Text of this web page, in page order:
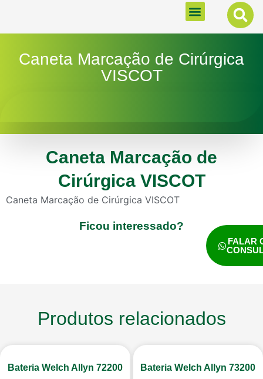
MENU
Caneta Marcação de Cirúrgica
VISCOT
Caneta Marcação de
Cirúrgica VISCOT
Caneta Marcação de Cirúrgica VISCOT
Ficou interessado?
FALAR
Produtos relacionados
Bateria Welch Allyn 72200 Bateria Welch Allyn 73200